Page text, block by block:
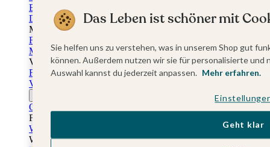
Einladungskarten Einschulung
Danksagung Einschulung
Muttertag
Fotogeschenke Muttertag
Muttertagskarten
Vatertag
Fotogeschenke Vatertag
Vatertagskarten
Osterkarten
Fotogeschenke zu Ostern
Weihnachtskarten
Weihnachtskarten selbst gestalten
Das Leben ist schöner mit
Sie helfen uns zu verstehen, was in unserem Shop gut
können. Außerdem nutzen wir sie für personalisierte
Auswahl kannst du jederzeit anpassen. Mehr erfahren.
Geht klar